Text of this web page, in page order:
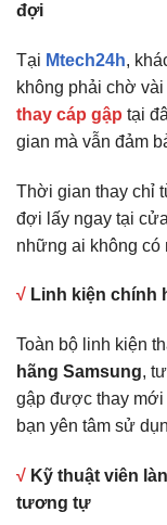
đợi
Tại Mtech24h,
không phải chờ
thay cáp gập tại
gian mà vẫn đảm
Thời gian thay chỉ
đợi lấy ngay tại
những ai không có
√ Linh kiện chính
Toàn bộ linh kiện
hãng Samsung,
gập được thay mới
bạn yên tâm sử
√ Kỹ thuật viên
tương tự